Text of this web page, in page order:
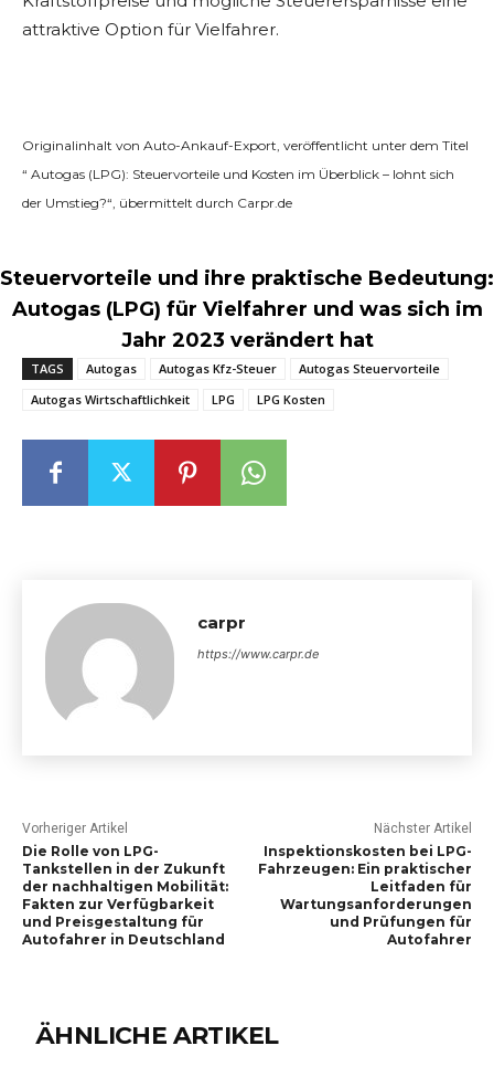
attraktive Option für Vielfahrer.
Originalinhalt von Auto-Ankauf-Export, veröffentlicht unter dem Titel
“ Autogas (LPG): Steuervorteile und Kosten im Überblick – lohnt sich
der Umstieg?“, übermittelt durch Carpr.de
Steuervorteile und ihre praktische Bedeutung:
Autogas (LPG) für Vielfahrer und was sich im
Jahr 2023 verändert hat
TAGS Autogas Autogas Kfz-Steuer
Autogas Steuervorteile
Autogas Wirtschaftlichkeit
LPG LPG Kosten
carpr
https://www.carpr.de
Vorheriger Artikel
Die Rolle von LPG-
Tankstellen in der Zukunft
der nachhaltigen Mobilität:
Fakten zur Verfügbarkeit
und Preisgestaltung für
Autofahrer in Deutschland
Nächster Artikel
Inspektionskosten bei LPG-
Fahrzeugen: Ein praktischer
Leitfaden für
Wartungsanforderungen
und Prüfungen für
Autofahrer
ÄHNLICHE ARTIKEL